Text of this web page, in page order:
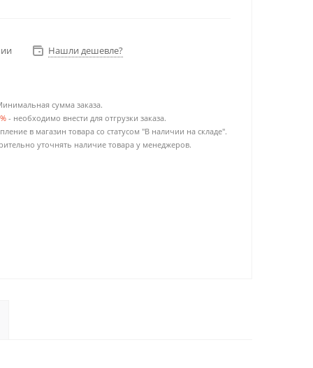
Нашли дешевле?
сумма заказа.
- необходимо внести для отгрузки заказа.
в магазин товара со статусом "В наличии на складе".
уточнять наличие товара у менеджеров.